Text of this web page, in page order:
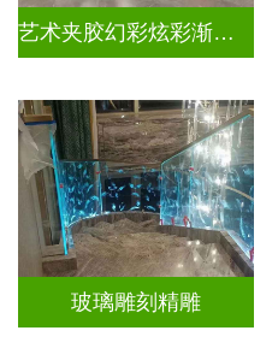
艺术夹胶幻彩炫彩渐变玻璃
玻璃雕刻精雕